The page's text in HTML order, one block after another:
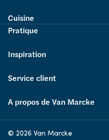
Cuisine
Pratique
Inspiration
Service client
A propos de Van Marcke
© 2026 Van Marcke